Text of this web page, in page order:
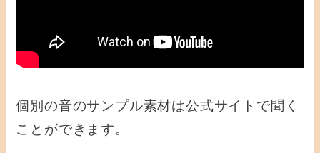
個別の音のサンプル素材は公式サイトで聞く
ことができます。